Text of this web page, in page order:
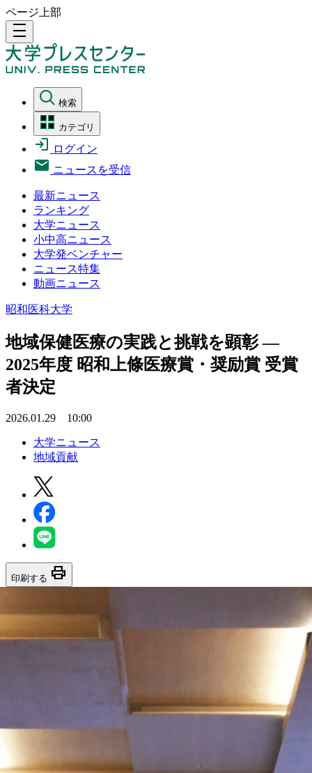
ページ上部
density_medium
検索
カテゴリ
ログイン
ニュースを受信
最新ニュース
ランキング
大学ニュース
小中高ニュース
大学発ベンチャー
ニュース特集
動画ニュース
昭和医科大学
地域保健医療の実践と挑戦を顕彰 ―
2025年度 昭和上條医療賞・奨励賞 受賞
者決定
2026.01.29 10:00
大学ニュース
地域貢献
印刷する print